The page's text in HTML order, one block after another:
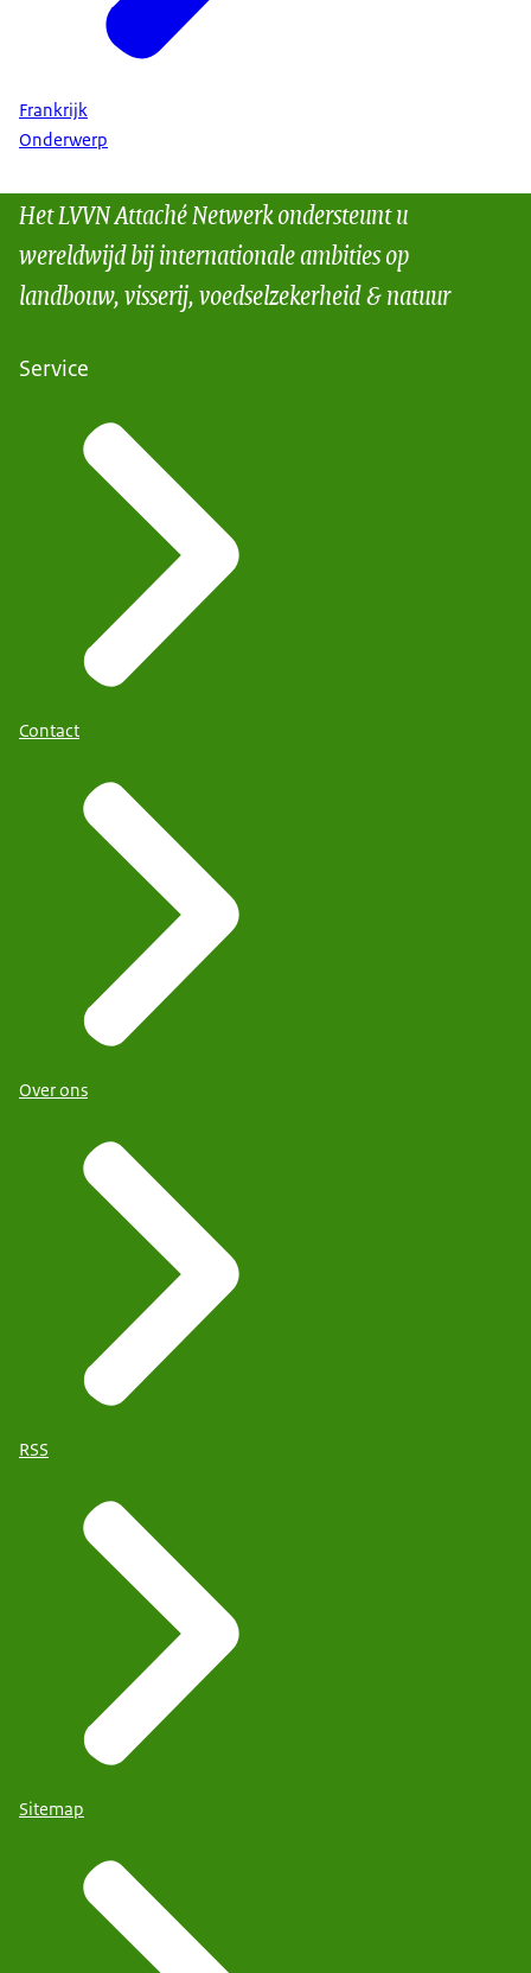
Frankrijk
Onderwerp
Het LVVN Attaché Netwerk ondersteunt u
wereldwijd bij internationale ambities op
landbouw, visserij, voedselzekerheid & natuur
Service
Contact
Over ons
RSS
Sitemap